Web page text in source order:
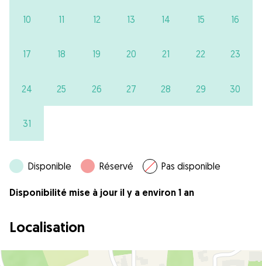
10 11 12 13 14 15 16
17 18 19 20 21 22 23
24 25 26 27 28 29 30
31
Disponible Réservé Pas disponible
Disponibilité mise à jour il y a environ 1 an
Localisation